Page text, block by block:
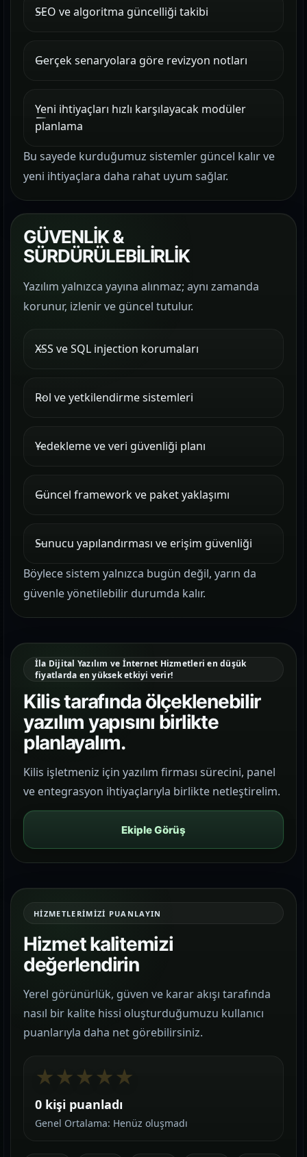
SEO ve algoritma güncelliği takibi
Gerçek senaryolara göre revizyon notları
Yeni ihtiyaçları hızlı karşılayacak modüler
planlama
Bu sayede kurduğumuz sistemler güncel kalır ve
yeni ihtiyaçlara daha rahat uyum sağlar.
GÜVENLİK &
SÜRDÜRÜLEBİLİRLİK
Yazılım yalnızca yayına alınmaz; aynı zamanda
korunur, izlenir ve güncel tutulur.
XSS ve SQL injection korumaları
Rol ve yetkilendirme sistemleri
Yedekleme ve veri güvenliği planı
Güncel framework ve paket yaklaşımı
Sunucu yapılandırması ve erişim güvenliği
Böylece sistem yalnızca bugün değil, yarın da
güvenle yönetilebilir durumda kalır.
İla Dijital Yazılım ve İnternet Hizmetleri en düşük
fiyatlarda en yüksek etkiyi verir!
Kilis tarafında ölçeklenebilir
yazılım yapısını birlikte
planlayalım.
Kilis işletmeniz için yazılım firması sürecini, panel
ve entegrasyon ihtiyaçlarıyla birlikte netleştirelim.
Ekiple Görüş
HIZMETLERIMIZI PUANLAYIN
Hizmet kalitemizi
değerlendirin
Yerel görünürlük, güven ve karar akışı tarafında
nasıl bir kalite hissi oluşturduğumuzu kullanıcı
puanlarıyla daha net görebilirsiniz.
★★★★★
0 kişi puanladı
Genel Ortalama: Henüz oluşmadı